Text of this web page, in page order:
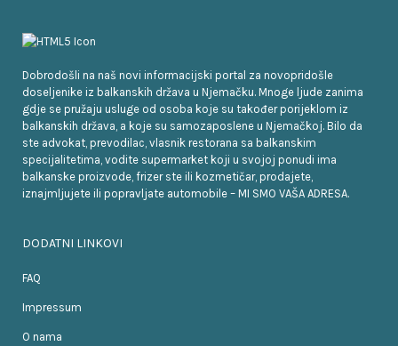
Dobrodošli na naš novi informacijski portal za novopridošle
doseljenike iz balkanskih država u Njemačku. Mnoge ljude zanima
gdje se pružaju usluge od osoba koje su također porijeklom iz
balkanskih država, a koje su samozaposlene u Njemačkoj. Bilo da
ste advokat, prevodilac, vlasnik restorana sa balkanskim
specijalitetima, vodite supermarket koji u svojoj ponudi ima
balkanske proizvode, frizer ste ili kozmetičar, prodajete,
iznajmljujete ili popravljate automobile – MI SMO VAŠA ADRESA.
DODATNI LINKOVI
FAQ
Impressum
O nama